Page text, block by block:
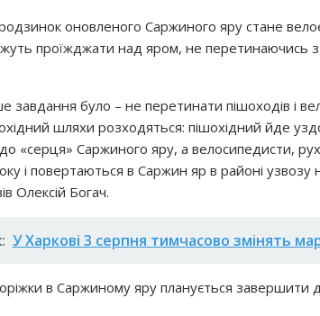
оновленого Саржиного яру стане
проїжджати над яром, не перетинаючись
завдання було – не перетинати пішоходів і
шляхи розходяться: пішохідний йде
до «серця» Саржиного яру, а велосипедисти,
і повертаються в Саржин яр в районі
Олексій Богач.
У Харкові 3 серпня тимчасово змінять
в Саржиному яру планується завершити